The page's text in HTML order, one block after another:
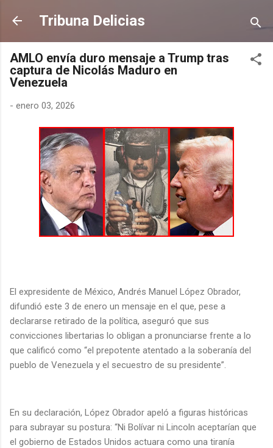
Ir al contenido principal
Tribuna Delicias
AMLO envía duro mensaje a Trump tras
captura de Nicolás Maduro en
Venezuela
- enero 03, 2026
El expresidente de México, Andrés Manuel López Obrador,
difundió este 3 de enero un mensaje en el que, pese a
declararse retirado de la política, aseguró que sus
convicciones libertarias lo obligan a pronunciarse frente a lo
que calificó como “el prepotente atentado a la soberanía del
pueblo de Venezuela y el secuestro de su presidente”.
En su declaración, López Obrador apeló a figuras históricas
para subrayar su postura: “Ni Bolívar ni Lincoln aceptarían que
el gobierno de Estados Unidos actuara como una tiranía